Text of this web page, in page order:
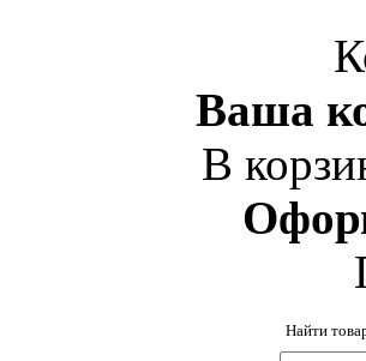
Ваша
В
Найти